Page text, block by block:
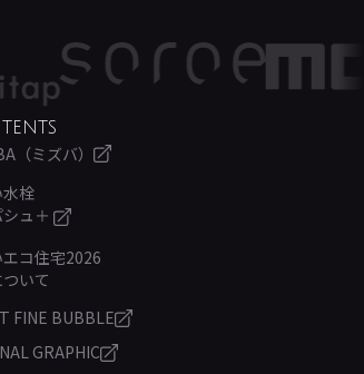
（ミズバ）
栓
ュ＋
コ住宅2026
いて
FINE BUBBLE
GRAPHIC